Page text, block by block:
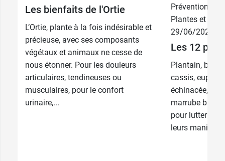
Les bienfaits de l'Ortie
L’Ortie, plante à la fois indésirable et
précieuse, avec ses composants
végétaux et animaux ne cesse de
nous étonner. Pour les douleurs
articulaires, tendineuses ou
musculaires, pour le confort
urinaire,...
Prévention
Plantes et
29/06/2026
Les 12
Plantain,
cassis,
échinacée,
marrube
pour lutter
leurs